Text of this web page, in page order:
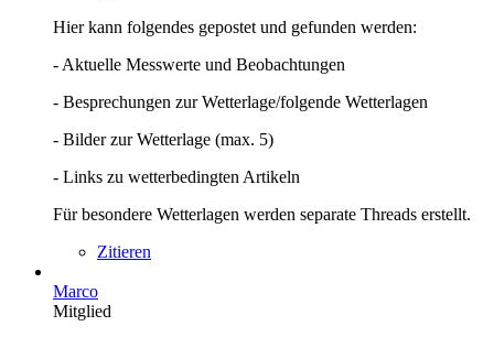
Hier kann folgendes gepostet und gefunden werden:
- Aktuelle Messwerte und Beobachtungen
- Besprechungen zur Wetterlage/folgende Wetterlagen
- Bilder zur Wetterlage (max. 5)
- Links zu wetterbedingten Artikeln
Für besondere Wetterlagen werden separate Threads erstellt.
Zitieren
Marco
Mitglied